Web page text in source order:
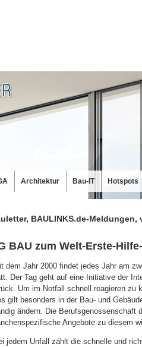
BAULINKS.de-Meldungen,
BAU zum Welt-Erste-
dem Jahr 2000 findet jedes Jahr am
Der Tag geht auf eine Initiative der
Um im Notfall schnell reagieren zu
gilt besonders in der Bau- und
ändern. Die Berufsgenossenschaft
Angebote zu diesem
jedem Unfall zählt die schnelle und
Architektur Bau-IT Hotspots